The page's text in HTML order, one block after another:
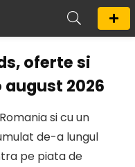
oferte si
2026
si cu un
de-a lungul
pe piata de